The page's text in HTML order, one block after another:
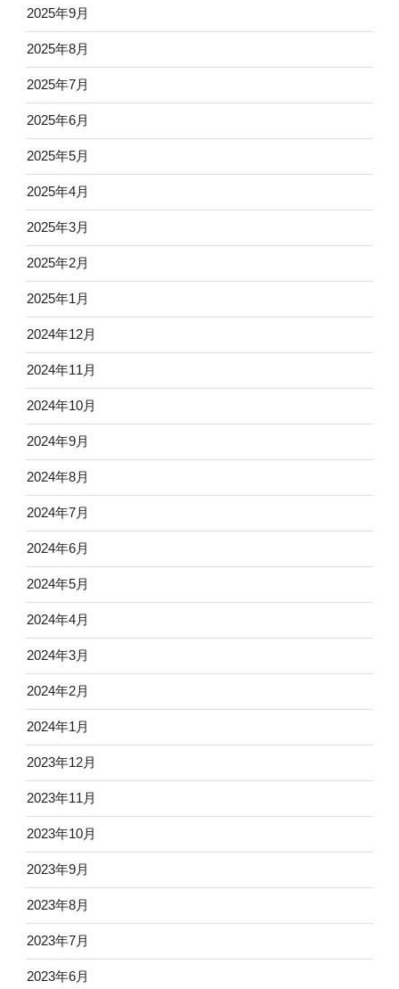
2025年9月
2025年8月
2025年7月
2025年6月
2025年5月
2025年4月
2025年3月
2025年2月
2025年1月
2024年12月
2024年11月
2024年10月
2024年9月
2024年8月
2024年7月
2024年6月
2024年5月
2024年4月
2024年3月
2024年2月
2024年1月
2023年12月
2023年11月
2023年10月
2023年9月
2023年8月
2023年7月
2023年6月